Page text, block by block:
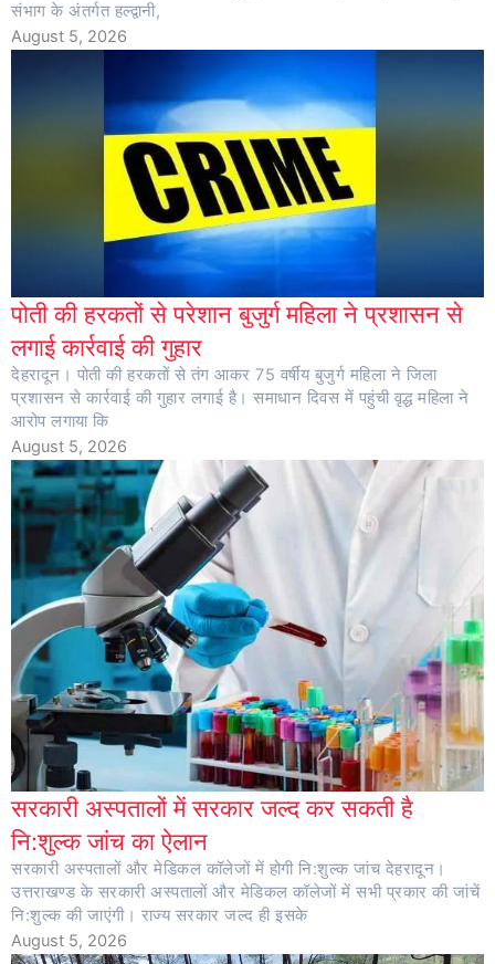
संभाग के अंतर्गत हल्द्वानी,
August 5, 2026
पोती की हरकतों से परेशान बुजुर्ग महिला ने प्रशासन से
लगाई कार्रवाई की गुहार
देहरादून। पोती की हरकतों से तंग आकर 75 वर्षीय बुजुर्ग महिला ने जिला
प्रशासन से कार्रवाई की गुहार लगाई है। समाधान दिवस में पहुंची वृद्ध महिला ने
आरोप लगाया कि
August 5, 2026
सरकारी अस्पतालों में सरकार जल्द कर सकती है
नि:शुल्क जांच का ऐलान
सरकारी अस्पतालों और मेडिकल कॉलेजों में होगी नि:शुल्क जांच देहरादून।
उत्तराखण्ड के सरकारी अस्पतालों और मेडिकल कॉलेजों में सभी प्रकार की जांचें
नि:शुल्क की जाएंगी। राज्य सरकार जल्द ही इसके
August 5, 2026